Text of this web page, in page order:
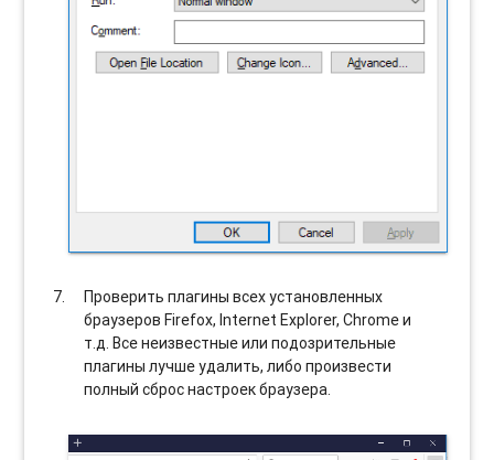
Проверить плагины всех установленных
браузеров Firefox, Internet Explorer, Chrome и
т.д. Все неизвестные или подозрительные
плагины лучше удалить, либо произвести
полный сброс настроек браузера.